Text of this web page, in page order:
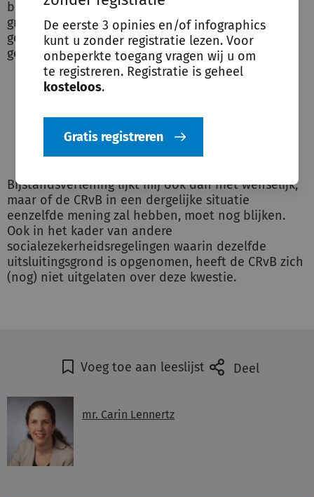
De eerste 3 opinies en/of infographics
kunt u zonder registratie lezen. Voor
onbeperkte toegang vragen wij u om
te registreren. Registratie is geheel
kosteloos.
Gratis registreren
buitenlandse straf. In beide gevallen zou namelijk
grotendeels in de kosten van het bestaan van een
gedetineerde worden voorzien, mits de
gedetineerde zich niet onttrekt aan de detentie.
buitenlandse straf wordt in
bestaanskosten voorzien.
Bijstandsverlening lijkt mij ook dan niet wenselijk,
maar of de CRvB in een dergelijke situatie
eenzelfde mening zal hebben, moet nog blijken.
Ook in het kader van andere
socialezekerheidsregelingen waarin dezelfde
uitsluitingsgrond is opgenomen, heeft de CRvB zich
(nog) niet uitgelaten over deze kwestie.
Voeg toe aan leeslijst Deel
mr. Carin Lennertz